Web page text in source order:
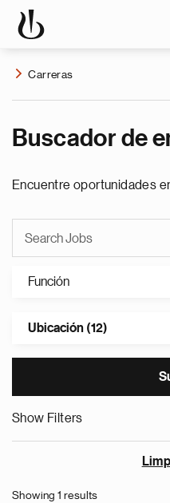
Carreras
Buscador de
Encuentre oportunidades
Función
Ubicación (12)
Show Filters
Showing 1 results